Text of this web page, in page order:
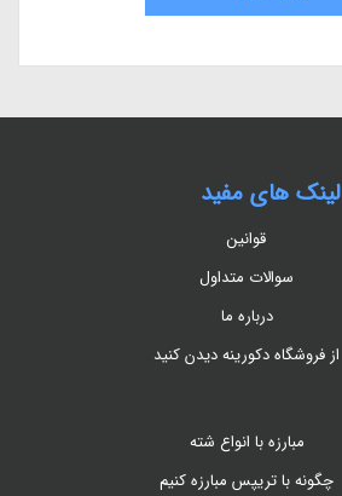
لینک های مفید
قوانین
سوالات متداول
درباره ما
از فروشگاه دکورینه دیدن کنید
مبارزه با انواع شته
چگونه با تریپس مبارزه کنیم